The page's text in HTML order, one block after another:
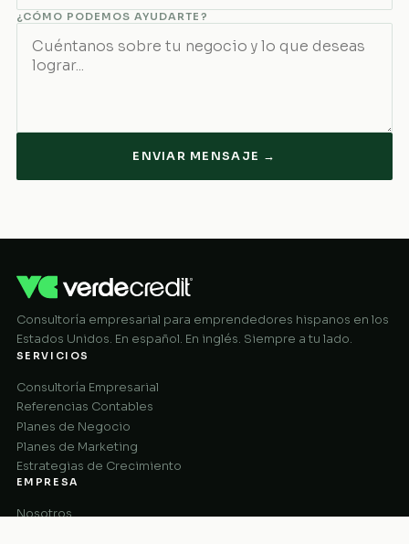
¿CÓMO PODEMOS AYUDARTE?
ENVIAR MENSAJE →
Consultoría empresarial para emprendedores hispanos en los
Estados Unidos. En español. En inglés. Siempre a tu lado.
SERVICIOS
Consultoría Empresarial
Referencias Contables
Planes de Negocio
Planes de Marketing
Estrategias de Crecimiento
EMPRESA
Nosotros